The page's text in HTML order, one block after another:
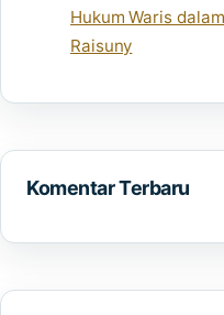
Hukum Waris
Raisuny
Komentar Terbaru